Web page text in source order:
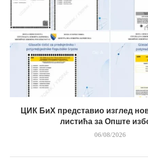
ЦИК БиХ представио изглед
листића за Опште
06/08/2026